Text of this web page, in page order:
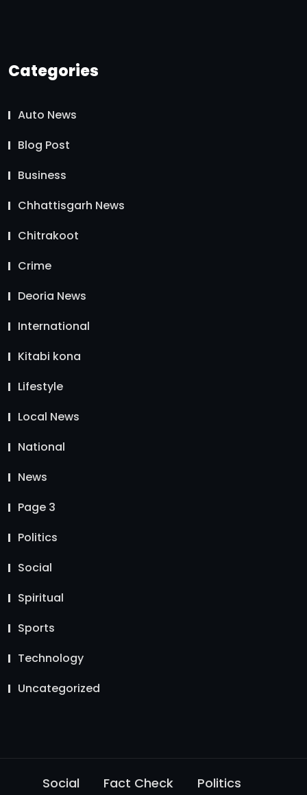
Categories
Auto News
Blog Post
Business
Chhattisgarh News
Chitrakoot
Crime
Deoria News
International
Kitabi kona
Lifestyle
Local News
National
News
Page 3
Politics
Social
Spiritual
Sports
Technology
Uncategorized
Social Fact Check
Politics